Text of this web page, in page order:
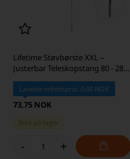
Lifetime Støvbørste XXL –
Justerbar Teleskopstang 80 - 280
cm, Grå
Laveste enhetspris: 0,00 NOK
73,75 NOK
Ikke på lager
- +